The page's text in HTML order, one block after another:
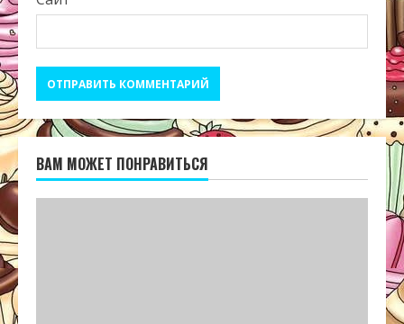
ВАМ МОЖЕТ ПОНРАВИТЬСЯ